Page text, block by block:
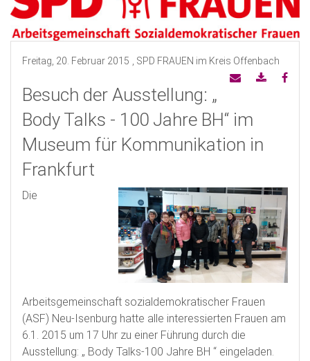
Freitag, 20. Februar 2015 , SPD FRAUEN im Kreis Offenbach
Besuch der Ausstellung: „
Body Talks - 100 Jahre BH“ im
Museum für Kommunikation in
Frankfurt
Die
Arbeitsgemeinschaft sozialdemokratischer Frauen
(ASF) Neu-Isenburg hatte alle interessierten Frauen am
6.1. 2015 um 17 Uhr zu einer Führung durch die
Ausstellung: „ Body Talks-100 Jahre BH “ eingeladen.